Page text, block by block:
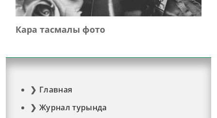
Кара тасмалы фото
Главная
Журнал турында